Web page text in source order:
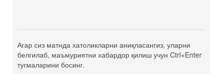
Агар сиз матнда хатоликларни аниқласангиз, уларни
белгилаб, маъмуриятни хабардор қилиш учун Ctrl+Enter
тугмаларини босинг.